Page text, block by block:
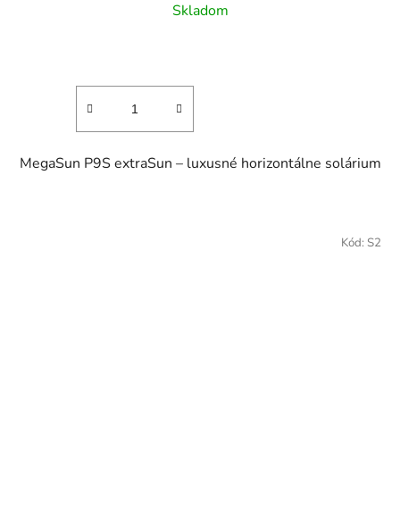
Skladom
MegaSun P9S extraSun – luxusné horizontálne solárium
Kód: S2